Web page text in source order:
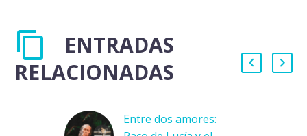
ENTRADAS
RELACIONADAS
Entre dos amores: